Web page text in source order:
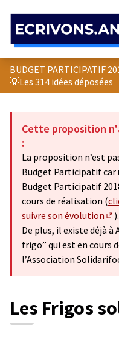
BUDGET PARTICIPATIF
💡Les 314 idées déposées
Cette proposition
:
La proposition n’est
Budget Participatif
Budget Participatif
cours de réalisation (
suivre son évolution
).
De plus, il existe déjà
frigo” qui est en cours
l’Association
Les Frigos